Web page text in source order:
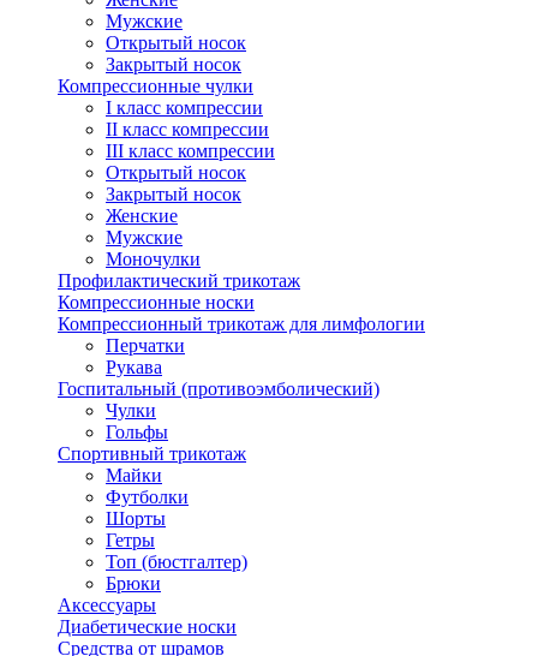
Мужские
Открытый носок
Закрытый носок
Компрессионные чулки
I класс компрессии
II класс компрессии
III класс компрессии
Открытый носок
Закрытый носок
Женские
Мужские
Моночулки
Профилактический трикотаж
Компрессионные носки
Компрессионный трикотаж для лимфологии
Перчатки
Рукава
Госпитальный (противоэмболический)
Чулки
Гольфы
Спортивный трикотаж
Майки
Футболки
Шорты
Гетры
Топ (бюстгалтер)
Брюки
Аксессуары
Диабетические носки
Средства от шрамов